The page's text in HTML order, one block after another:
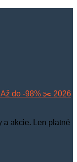
a akcie. Len platné